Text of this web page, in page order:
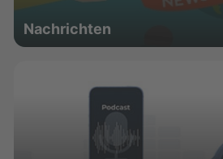
Nachrichten